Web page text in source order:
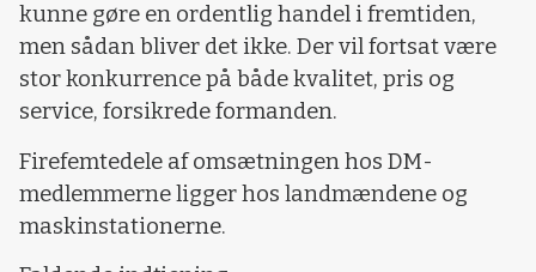
kunne gøre en ordentlig handel i fremtiden,
men sådan bliver det ikke. Der vil fortsat være
stor konkurrence på både kvalitet, pris og
service, forsikrede formanden.
Firefemtedele af omsætningen hos DM-
medlemmerne ligger hos landmændene og
maskinstationerne.